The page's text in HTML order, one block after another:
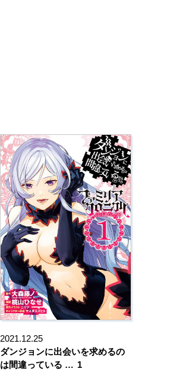
2021.12.25
ダンジョンに出会いを求めるの
は間違っている … 1